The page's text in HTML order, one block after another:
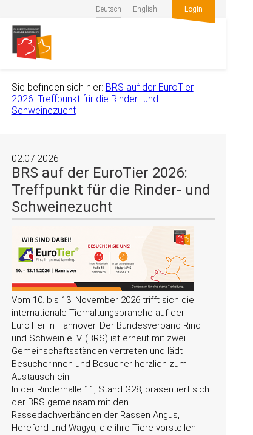
Deutsch English Login
Sie befinden sich hier: BRS auf der EuroTier
2026: Treffpunkt für die Rinder- und
Schweinezucht
02.07.2026
BRS auf der EuroTier 2026:
Treffpunkt für die Rinder- und
Schweinezucht
Vom 10. bis 13. November 2026 trifft sich die
internationale Tierhaltungsbranche auf der
EuroTier in Hannover. Der Bundesverband Rind
und Schwein e. V. (BRS) ist erneut mit zwei
Gemeinschaftsständen vertreten und lädt
Besucherinnen und Besucher herzlich zum
Austausch ein.
In der Rinderhalle 11, Stand G28, präsentiert sich
der BRS gemeinsam mit den
Rassedachverbänden der Rassen Angus,
Hereford und Wagyu, die ihre Tiere vorstellen.